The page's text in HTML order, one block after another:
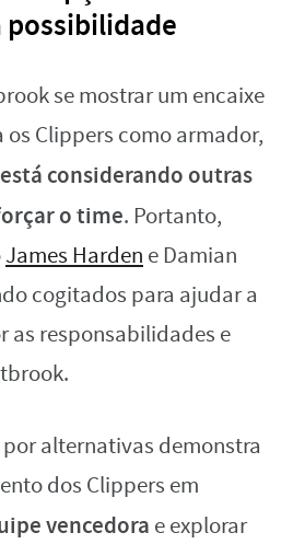
possibilidade
se mostrar um encaixe
Clippers como armador,
considerando outras
o time. Portanto,
James Harden e Damian
cogitados para ajudar a
as responsabilidades e
por alternativas demonstra
dos Clippers em
vencedora e explorar